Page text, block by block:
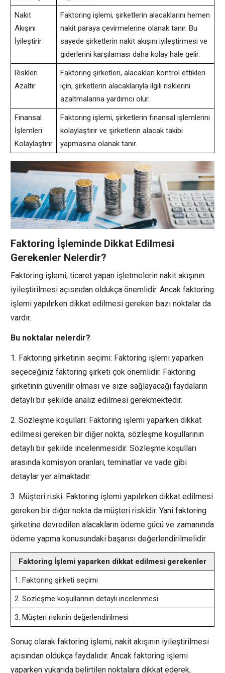
Nakit
Akışını
İyileştirir
Faktoring işlemi, şirketlerin alacaklarını hemen
nakit paraya çevirmelerine olanak tanır. Bu
sayede şirketlerin nakit akışını iyileştirmesi ve
giderlerini karşılaması daha kolay hale gelir.
Riskleri
Azaltır
Faktoring şirketleri, alacakları kontrol ettikleri
için, şirketlerin alacaklarıyla ilgili risklerini
azaltmalarına yardımcı olur.
Finansal
İşlemleri
Kolaylaştırır
Faktoring işlemi, şirketlerin finansal işlemlerini
kolaylaştırır ve şirketlerin alacak takibi
yapmasına olanak tanır.
Faktoring İşleminde Dikkat Edilmesi
Gerekenler Nelerdir?
Faktoring işlemi, ticaret yapan işletmelerin nakit akışının
iyileştirilmesi açısından oldukça önemlidir. Ancak faktoring
işlemi yapılırken dikkat edilmesi gereken bazı noktalar da
vardır.
Bu noktalar nelerdir?
1. Faktoring şirketinin seçimi: Faktoring işlemi yaparken
seçeceğiniz faktoring şirketi çok önemlidir. Faktoring
şirketinin güvenilir olması ve size sağlayacağı faydaların
detaylı bir şekilde analiz edilmesi gerekmektedir.
2. Sözleşme koşulları: Faktoring işlemi yaparken dikkat
edilmesi gereken bir diğer nokta, sözleşme koşullarının
detaylı bir şekilde incelenmesidir. Sözleşme koşulları
arasında komisyon oranları, teminatlar ve vade gibi
detaylar yer almaktadır.
3. Müşteri riski: Faktoring işlemi yapılırken dikkat edilmesi
gereken bir diğer nokta da müşteri riskidir. Yani faktoring
şirketine devredilen alacakların ödeme gücü ve zamanında
ödeme yapma konusundaki başarısı değerlendirilmelidir.
Faktoring İşlemi yaparken dikkat edilmesi gerekenler
1. Faktoring şirketi seçimi
2. Sözleşme koşullarının detaylı incelenmesi
3. Müşteri riskinin değerlendirilmesi
Sonuç olarak faktoring işlemi, nakit akışının iyileştirilmesi
açısından oldukça faydalıdır. Ancak faktoring işlemi
yaparken yukarıda belirtilen noktalara dikkat ederek,